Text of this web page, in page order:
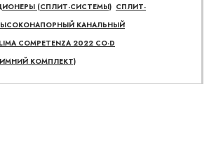
(СПЛИТ-СИСТЕМЫ) СПЛИТ-
КАНАЛЬНЫЙ
COMPETENZA 2022 CO-D
КОМПЛЕКТ)